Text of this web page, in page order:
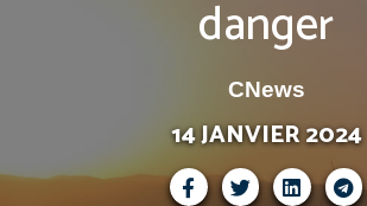
danger
CNews
14 JANVIER 2024